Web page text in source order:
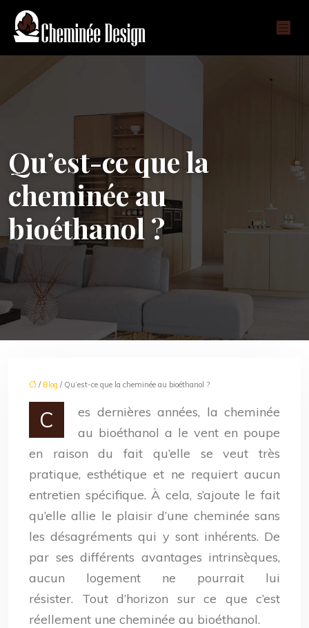
Qu’est-ce que la
cheminée au
bioéthanol ?
/ Blog / Qu’est-ce que la cheminée au bioéthanol ?
C
es dernières années, la cheminée
au bioéthanol a le vent en poupe
en raison du fait qu’elle se veut très
pratique, esthétique et ne requiert aucun
entretien spécifique. À cela, s’ajoute le fait
qu’elle allie le plaisir d’une cheminée sans
les désagréments qui y sont inhérents. De
par ses différents avantages intrinsèques,
aucun logement ne pourrait lui
résister. Tout d’horizon sur ce que c’est
réellement une cheminée au bioéthanol.